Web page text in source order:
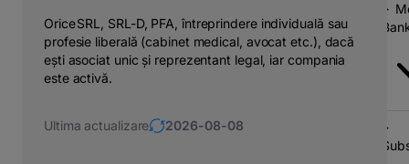
Orice SRL, SRL-D, PFA, întreprindere individuală sau
profesie liberală (cabinet medical, avocat etc.), dacă
ești asociat unic și reprezentant legal, iar compania
este activă.
Ultima actualizare 2026-08-08